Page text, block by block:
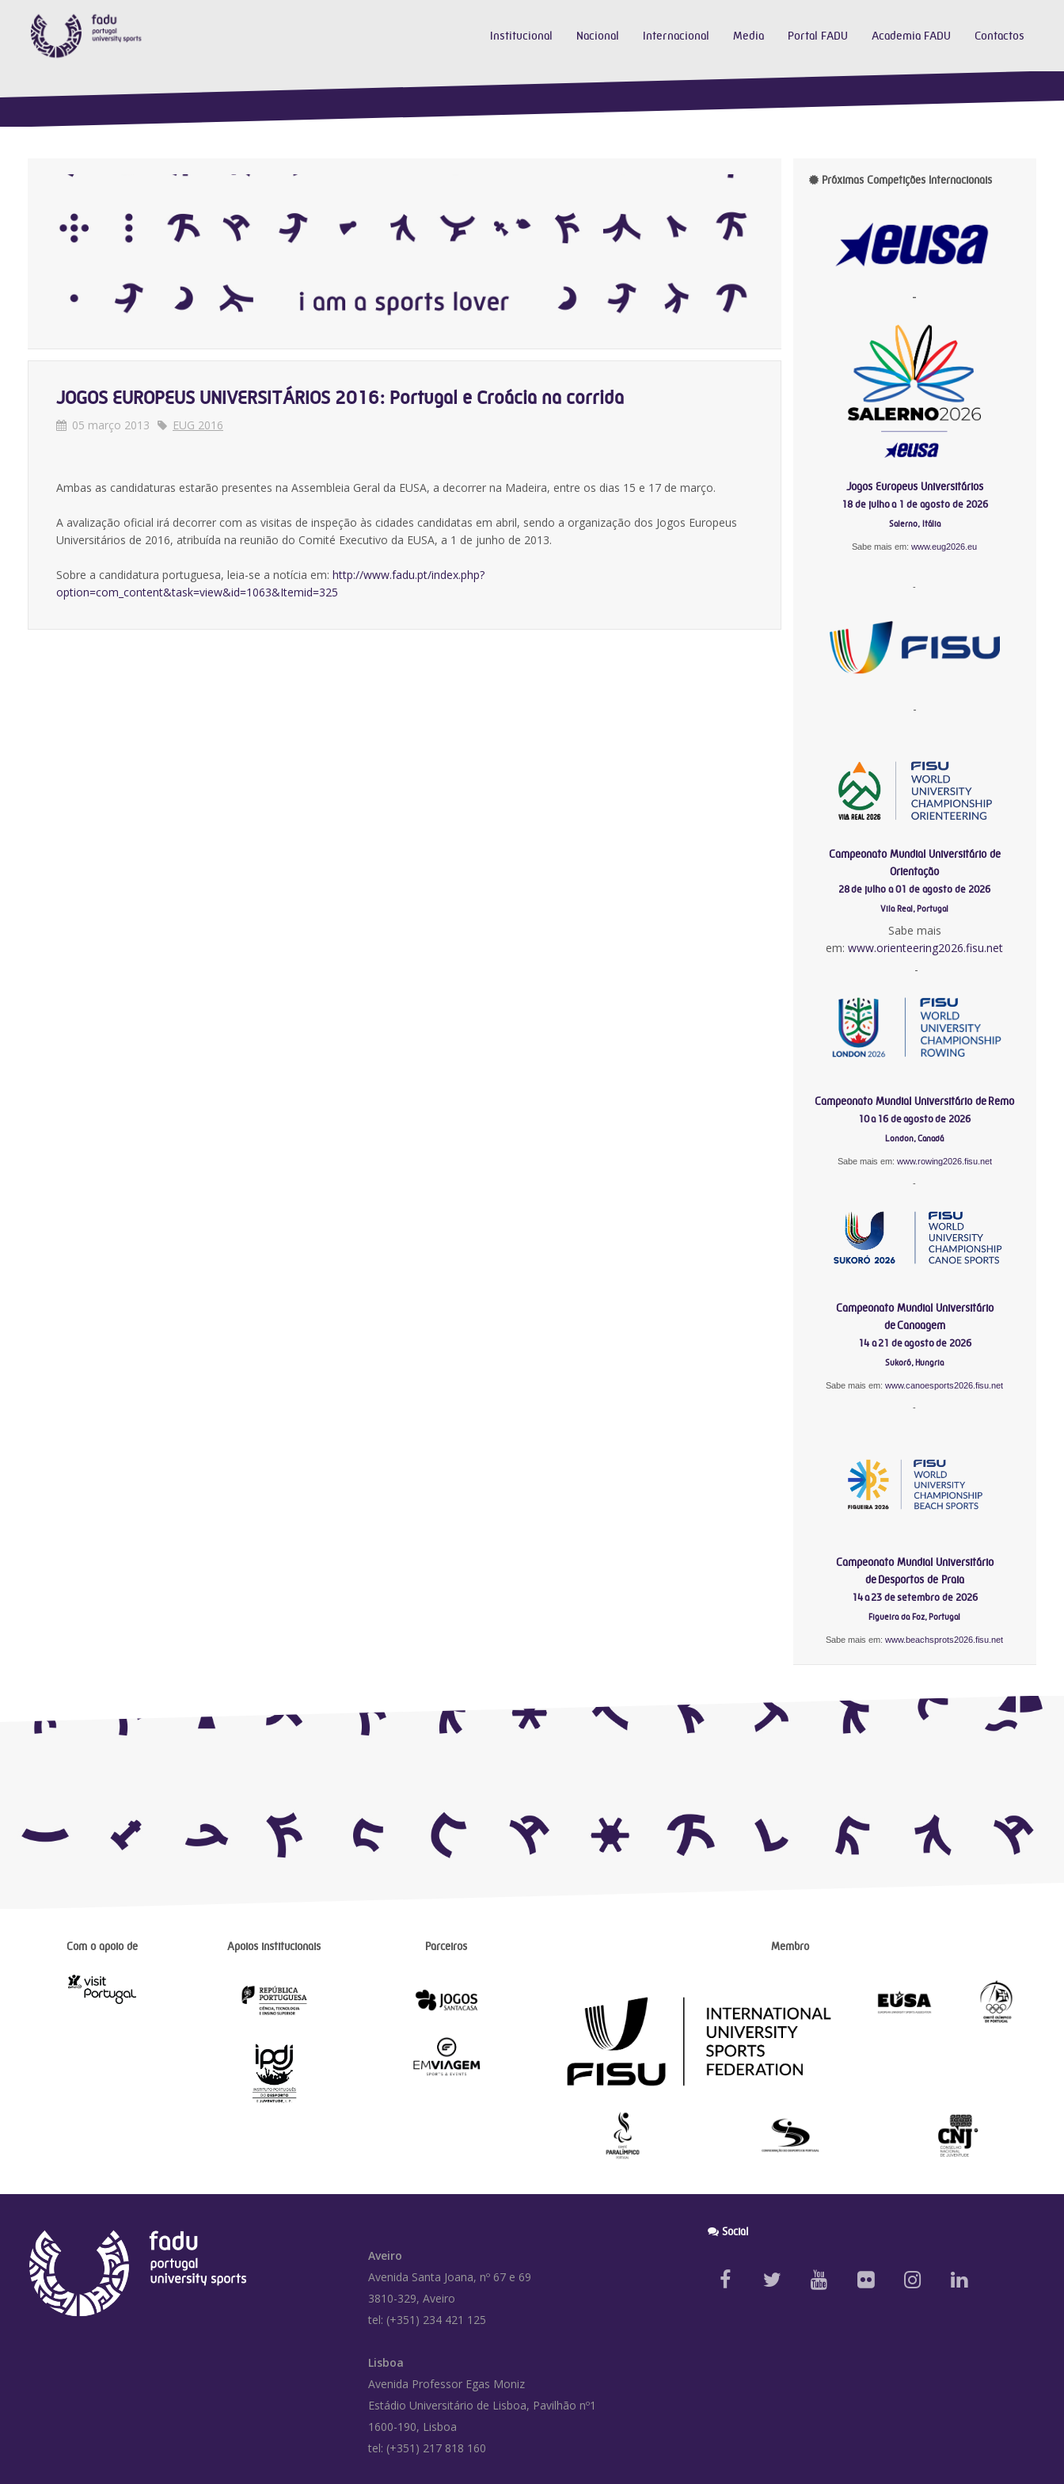
Institucional Nacional Internacional Media Portal FADU Academia FADU Contactos
JOGOS EUROPEUS UNIVERSITÁRIOS 2016: Portugal e Croácia na corrida
05 março 2013 EUG 2016
Ambas as candidaturas estarão presentes na Assembleia Geral da EUSA, a decorrer na Madeira, entre os dias 15 e 17 de março.
A avalização oficial irá decorrer com as visitas de inspeção às cidades candidatas em abril, sendo a organização dos Jogos Europeus
Universitários de 2016, atribuída na reunião do Comité Executivo da EUSA, a 1 de junho de 2013.
Sobre a candidatura portuguesa, leia-se a notícia em: http://www.fadu.pt/index.php?
option=com_content&task=view&id=1063&Itemid=325
Próximas Competições Internacionais
-
Jogos Europeus Universitários
18 de julho a 1 de agosto de 2026
Salerno, Itália
Sabe mais em:www.eug2026.eu
-
-
Campeonato Mundial Universitário de
Orientação
28 de julho a 01 de agosto de 2026
Vila Real, Portugal
Sabe mais
em:www.orienteering2026.fisu.net
-
Campeonato Mundial Universitário de Remo
10 a 16 de agosto de 2026
London, Canadá
Sabe mais em: www.rowing2026.fisu.net
-
Campeonato Mundial Universitário
de Canoagem
14 a 21 de agosto de 2026
Sukoró, Hungria
Sabe mais em:www.canoesports2026.fisu.net
-
Campeonato Mundial Universitário
de Desportos de Praia
14 a 23 de setembro de 2026
Figueira da Foz, Portugal
Sabe mais em:www.beachsprots2026.fisu.net
Com o apoio de Apoios institucionais Parceiros Membro
Aveiro
Avenida Santa Joana, nº 67 e 69
3810-329, Aveiro
tel: (+351) 234 421 125
Lisboa
Avenida Professor Egas Moniz
Estádio Universitário de Lisboa, Pavilhão nº1
1600-190, Lisboa
tel: (+351) 217 818 160
Social